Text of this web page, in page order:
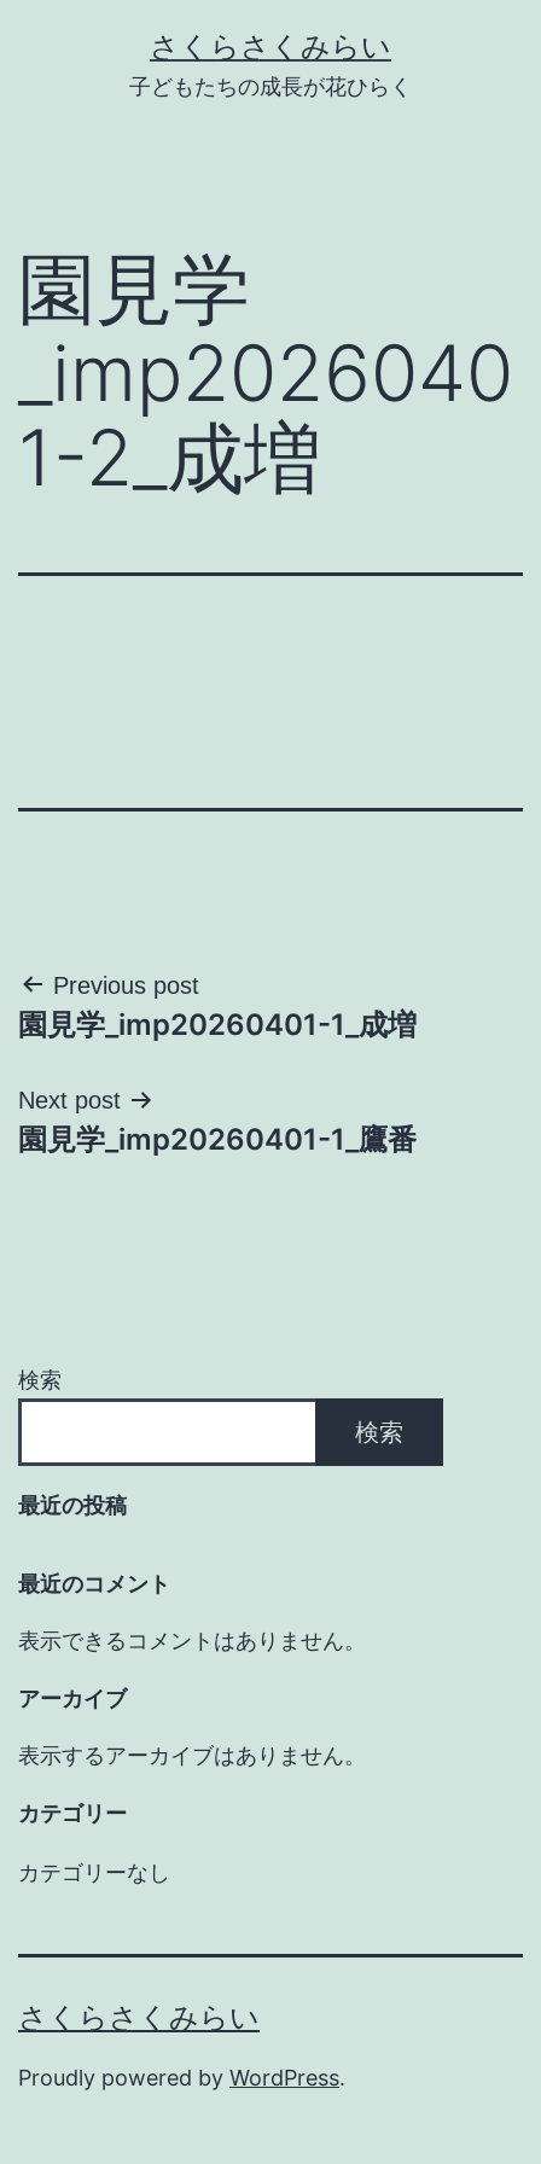
さくらさくみらい
子どもたちの成長が花ひらく
園見学
_imp2026040
1-2_成増
投
稿
ナ
ビ
ョ
Previous post
園見学_imp20260401-1_成増
Next post
園見学_imp20260401-1_鷹番
検索
検索
最近の投稿
最近のコメント
表示できるコメントはありません。
アーカイブ
表示するアーカイブはありません。
カテゴリー
カテゴリーなし
さくらさくみらい
Proudly powered by WordPress.